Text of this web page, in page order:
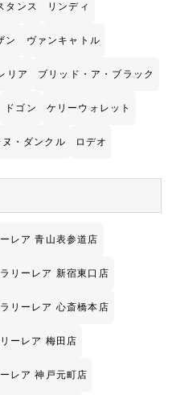
タンス リンディ
ン ヴァンキャトル
リア ブリッド・ア・ブラック
ドゴン ケリーウォレット
ヌ・ダンクル ロデオ
レア 青山表参道店
リーレア 新宿東口店
リーレア 心斎橋本店
ーレア 梅田店
レア 神戸元町店